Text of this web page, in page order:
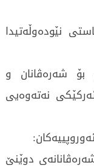
نێودەوڵەتیدا
شەرەڤانان و
نەتەوەیی
دوێنێ